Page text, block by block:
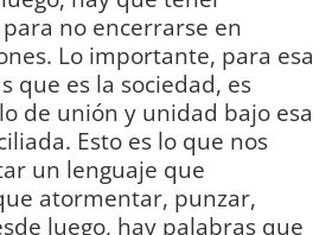
no encerrarse en
Lo importante, para esa
que es la sociedad, es
de unión y unidad bajo esa
Esto es lo que nos
un lenguaje que
atormentar, punzar,
luego, hay palabras que